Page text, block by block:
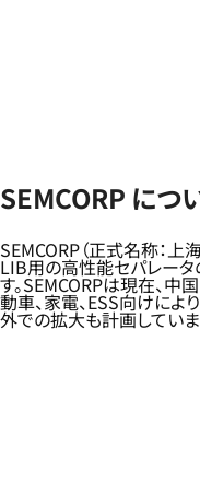
SEMCORP につ
SEMCORP（正式名称：
LIB用の高性能セパレータ
す。SEMCORPは現在、中
動車、家電、ESS向けによ
外での拡大も計画していま